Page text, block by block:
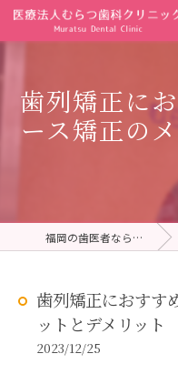
歯列矯正に
ース矯正の
福岡の歯医者ならむらつ歯科クリニック
歯列矯正におすす
ットとデメリット
2023/12/25